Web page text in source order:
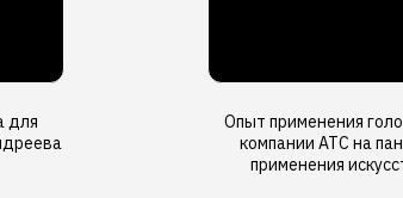
для
Опыт применения
компании АТС на
применения